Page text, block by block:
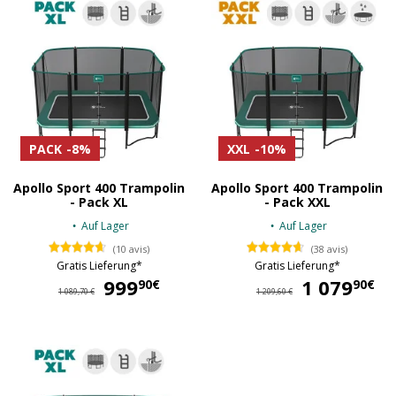
PACK -8%
Apollo Sport 400 Trampolin
- Pack XL
Auf Lager
(10 avis)
Gratis Lieferung*
1 089,70 € 99990€
XXL -10%
Apollo Sport 400 Trampolin
- Pack XXL
Auf Lager
(38 avis)
Gratis Lieferung*
1 209,60 € 1 07990€